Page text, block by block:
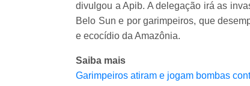
divulgou a Apib. A delegação irá as
Belo Sun e por garimpeiros, que
e ecocídio da Amazônia.
Saiba mais
Garimpeiros atiram e jogam bombas